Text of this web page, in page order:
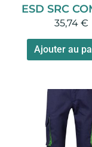
ESD SRC
35,74 €
Ajouter au